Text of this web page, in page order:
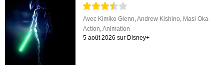
Avec Kimiko Glenn,Andrew Kishino, Masi Oka
Action,Animation
5 août 2026 sur Disney+